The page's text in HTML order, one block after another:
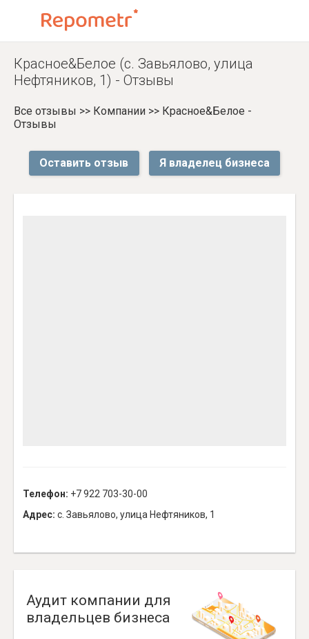
Красное&Белое (с. Завьялово, улица
Нефтяников, 1) - Отзывы
Все отзывы >> Компании >> Красное&Белое -
Отзывы
Оставить отзыв Я владелец бизнеса
Телефон: +7 922 703-30-00
Адрес: с. Завьялово, улица Нефтяников, 1
Аудит компании для
владельцев бизнеса